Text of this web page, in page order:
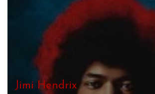
Jimi Hendrix